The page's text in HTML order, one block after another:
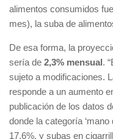
alimentos consumidos
mes), la suba de
De esa forma, la
sería de 2,3% mensual.
sujeto a modificaciones.
responde a un aumento
publicación de los datos
donde la categoría
17,6%, y subas en